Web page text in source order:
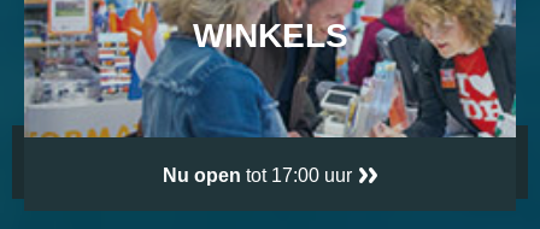
WINKELS
Nu open tot 17:00 uur